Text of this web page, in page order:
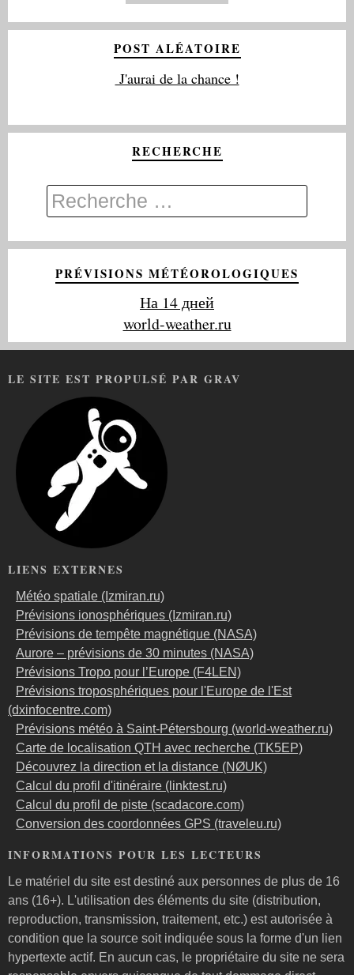
POST ALÉATOIRE
J'aurai de la chance !
RECHERCHE
PRÉVISIONS MÉTÉOROLOGIQUES
На 14 дней
world-weather.ru
LE SITE EST PROPULSÉ PAR GRAV
LIENS EXTERNES
Météo spatiale (Izmiran.ru)
Prévisions ionosphériques (Izmiran.ru)
Prévisions de tempête magnétique (NASA)
Aurore – prévisions de 30 minutes (NASA)
Prévisions Tropo pour l’Europe (F4LEN)
Prévisions troposphériques pour l'Europe de l'Est
(dxinfocentre.com)
Prévisions météo à Saint-Pétersbourg (world-weather.ru)
Carte de localisation QTH avec recherche (TK5EP)
Découvrez la direction et la distance (NØUK)
Calcul du profil d'itinéraire (linktest.ru)
Calcul du profil de piste (scadacore.com)
Conversion des coordonnées GPS (traveleu.ru)
INFORMATIONS POUR LES LECTEURS
Le matériel du site est destiné aux personnes de plus de 16
ans (16+). L'utilisation des éléments du site (distribution,
reproduction, transmission, traitement, etc.) est autorisée à
condition que la source soit indiquée sous la forme d'un lien
hypertexte actif. En aucun cas, le propriétaire du site ne sera